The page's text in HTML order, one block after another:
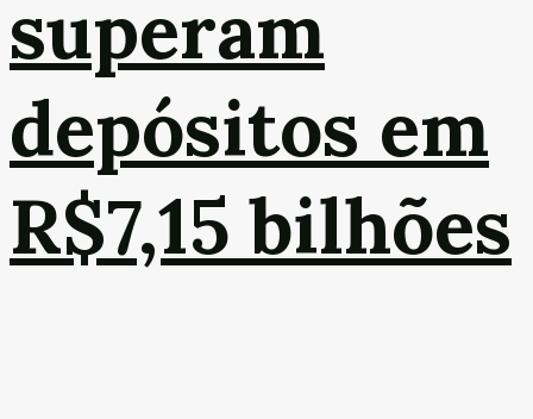
superam
depósitos em
R$7,15 bilhões